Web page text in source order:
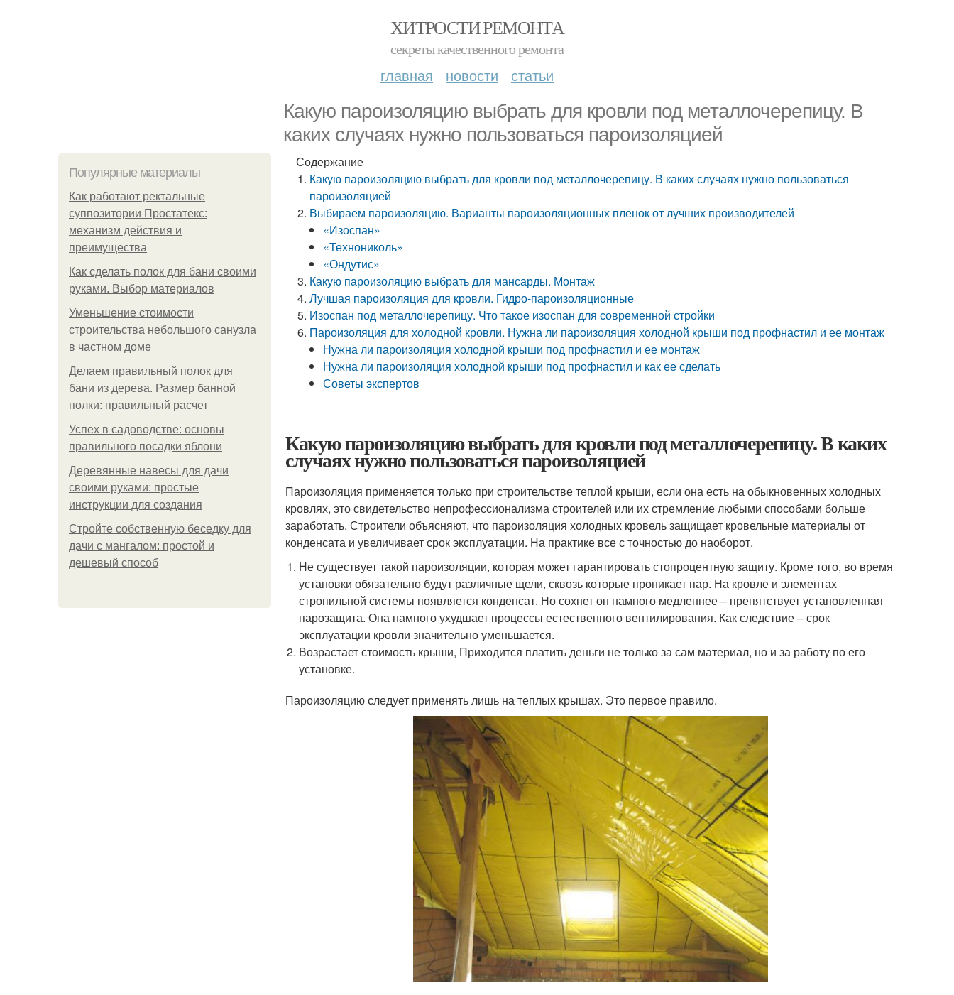
ХИТРОСТИ РЕМОНТА
секреты качественного ремонта
главная новости статьи
Какую пароизоляцию выбрать для кровли под металлочерепицу. В
каких случаях нужно пользоваться пароизоляцией
Популярные материалы
Как работают ректальные
суппозитории Простатекс:
механизм действия и
преимущества
Как сделать полок для бани своими
руками. Выбор материалов
Уменьшение стоимости
строительства небольшого санузла
в частном доме
Делаем правильный полок для
бани из дерева. Размер банной
полки: правильный расчет
Успех в садоводстве: основы
правильного посадки яблони
Деревянные навесы для дачи
своими руками: простые
инструкции для создания
Стройте собственную беседку для
дачи с мангалом: простой и
дешевый способ
Содержание
Какую пароизоляцию выбрать для кровли под металлочерепицу. В каких случаях нужно пользоваться
пароизоляцией
Выбираем пароизоляцию. Варианты пароизоляционных пленок от лучших производителей
«Изоспан»
«Технониколь»
«Ондутис»
Какую пароизоляцию выбрать для мансарды. Монтаж
Лучшая пароизоляция для кровли. Гидро-пароизоляционные
Изоспан под металлочерепицу. Что такое изоспан для современной стройки
Пароизоляция для холодной кровли. Нужна ли пароизоляция холодной крыши под профнастил и ее монтаж
Нужна ли пароизоляция холодной крыши под профнастил и ее монтаж
Нужна ли пароизоляция холодной крыши под профнастил и как ее сделать
Советы экспертов
Какую пароизоляцию выбрать для кровли под металлочерепицу. В каких
случаях нужно пользоваться пароизоляцией
Пароизоляция применяется только при строительстве теплой крыши, если она есть на обыкновенных холодных
кровлях, это свидетельство непрофессионализма строителей или их стремление любыми способами больше
заработать. Строители объясняют, что пароизоляция холодных кровель защищает кровельные материалы от
конденсата и увеличивает срок эксплуатации. На практике все с точностью до наоборот.
Не существует такой пароизоляции, которая может гарантировать стопроцентную защиту. Кроме того, во время
установки обязательно будут различные щели, сквозь которые проникает пар. На кровле и элементах
стропильной системы появляется конденсат. Но сохнет он намного медленнее – препятствует установленная
парозащита. Она намного ухудшает процессы естественного вентилирования. Как следствие – срок
эксплуатации кровли значительно уменьшается.
Возрастает стоимость крыши, Приходится платить деньги не только за сам материал, но и за работу по его
установке.
Пароизоляцию следует применять лишь на теплых крышах. Это первое правило.